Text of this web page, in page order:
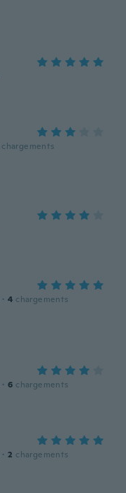
chargements
· 4 chargements
· 6 chargements
· 2 chargements